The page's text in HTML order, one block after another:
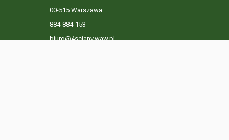
00-515 Warszawa
884-884-153
biuro@4sciany.waw.pl